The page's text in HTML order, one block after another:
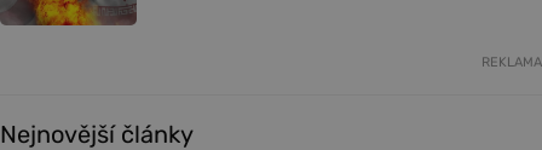
REKLAMA
Nejnovější články